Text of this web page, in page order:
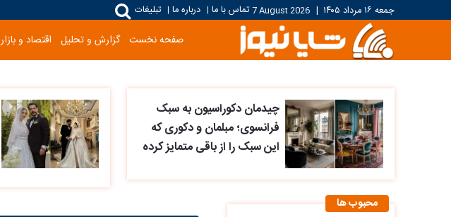
جمعه ۱۶ مرداد ۱۴۰۵ |
7 August 2026تماس با ما | درباره ما | تبلیغات
صفحه نخست گزارش و تحلیل اقتصاد و بازار
چیدمان دکوراسیون به سبک
فرانسوی؛ مبلمان و دکوری که
این سبک را از باقی متمایز کرده
محبوب ها